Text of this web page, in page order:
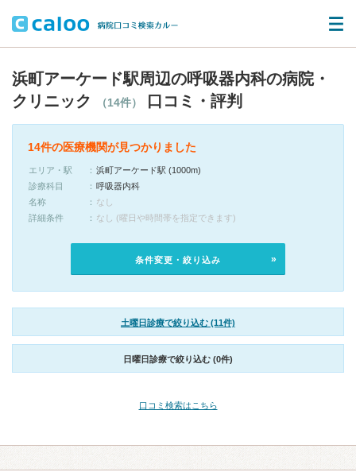
浜町アーケード駅周辺の呼吸器内科の病院・
クリニック
（14件） 口コミ・評判
14件の医療機関が見つかりました
エリア・駅
浜町アーケード駅 (1000m)
診療科目
呼吸器内科
名称
なし
詳細条件
なし (曜日や時間帯を指定できます)
条件変更・絞り込み
土曜日診療で絞り込む (11件)
日曜日診療で絞り込む (0件)
口コミ検索はこちら